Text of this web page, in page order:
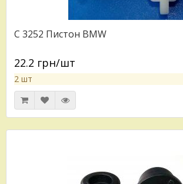
C 3252 Пистон BMW
22.2 грн/шт
2 шт